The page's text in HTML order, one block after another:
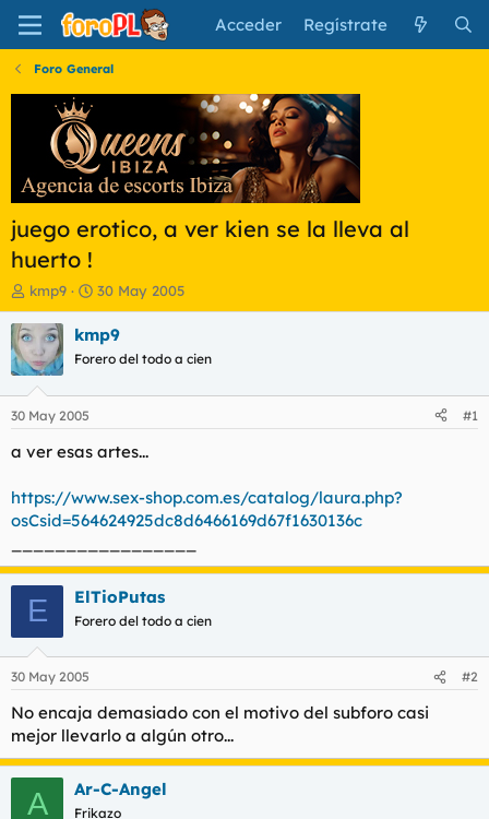
Acceder Regístrate
Foro General
juego erotico, a ver kien se la lleva al
huerto !
I
n
i
c
i
a
d
o
r
l
t
m
a
kmp9
F
e
c
h
a
i
n
i
o
30 May 2005
kmp9
Forero del todo a cien
30 May 2005 #1
a ver esas artes...
https://www.sex-shop.com.es/catalog/laura.php?
osCsid=564624925dc8d6466169d67f1630136c
E ElTioPutas
Forero del todo a cien
30 May 2005 #2
No encaja demasiado con el motivo del subforo casi
mejor llevarlo a algún otro...
A Ar-C-Angel
Frikazo